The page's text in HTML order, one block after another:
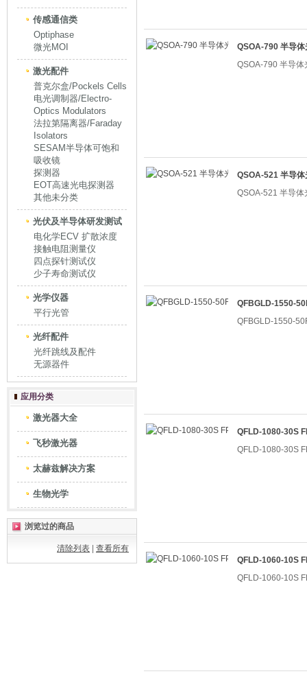
传感通信类
Optiphase
微光MOI
激光配件
普克尔盒/Pockels Cells
电光调制器/Electro-
Optics Modulators
法拉第隔离器/Faraday
Isolators
SESAM半导体可饱和
吸收镜
探测器
EOT高速光电探测器
其他未分类
光伏及半导体研发测试
电化学ECV 扩散浓度
接触电阻测量仪
四点探针测试仪
少子寿命测试仪
光学仪器
平行光管
光纤配件
光纤跳线及配件
无源器件
应用分类
激光器大全
飞秒激光器
太赫兹解决方案
生物光学
浏览过的商品
清除列表 查看所有
QSOA-790 半导
QSOA-790 半导
QSOA-521 半导
QSOA-521 半导
QFBGLD-1550-
QFBGLD-1550-
QFLD-1080-30S
QFLD-1080-30S
QFLD-1060-10S
QFLD-1060-10S